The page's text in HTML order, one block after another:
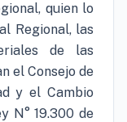
quien lo
Regional, las
de las
el Consejo de
y el Cambio
N° 19.300 de